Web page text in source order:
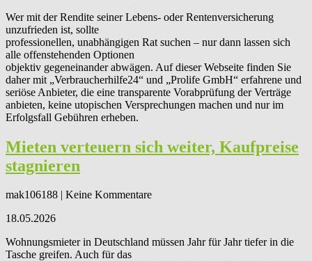
Wer mit der Rendite seiner Lebens- oder Rentenversicherung
unzufrieden ist, sollte
professionellen, unabhängigen Rat suchen – nur dann lassen sich
alle offenstehenden Optionen
objektiv gegeneinander abwägen. Auf dieser Webseite finden Sie
daher mit „Verbraucherhilfe24“ und „Prolife GmbH“ erfahrene und
seriöse Anbieter, die eine transparente Vorabprüfung der Verträge
anbieten, keine utopischen Versprechungen machen und nur im
Erfolgsfall Gebühren erheben.
Mieten verteuern sich weiter, Kaufpreise
stagnieren
mak106188 | Keine Kommentare
18.05.2026
Wohnungsmieter in Deutschland müssen Jahr für Jahr tiefer in die
Tasche greifen. Auch für das